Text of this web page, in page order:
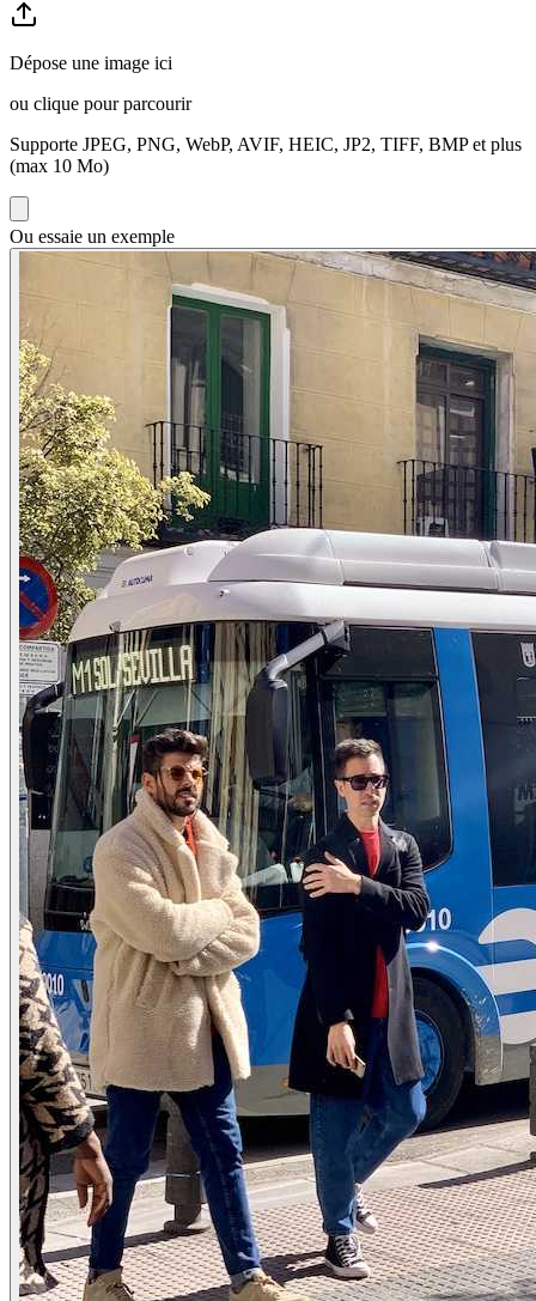
Dépose une image ici
ou clique pour parcourir
Supporte JPEG, PNG, WebP, AVIF, HEIC, JP2, TIFF, BMP et plus
(max 10 Mo)
Ou essaie un exemple